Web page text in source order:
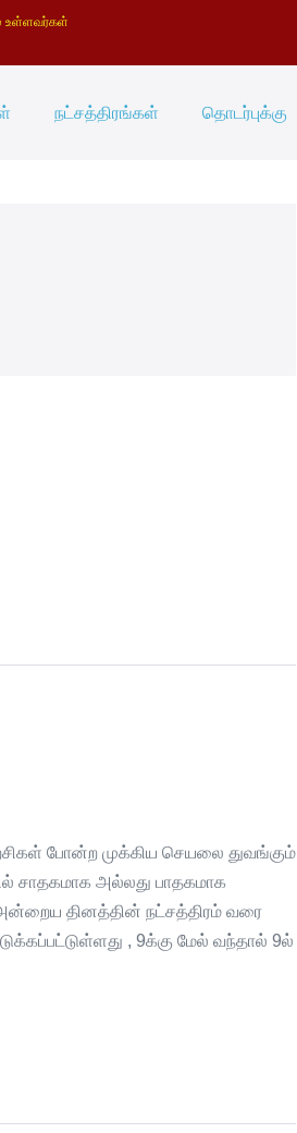
உள்ளவர்கள்
நட்சத்திரங்கள் தொடர்புக்கு
போன்ற முக்கிய செயலை துவங்கும்
சாதகமாக அல்லது பாதகமாக
அன்றைய தினத்தின் நட்சத்திரம் வரை
, 9க்கு மேல் வந்தால் 9ல்